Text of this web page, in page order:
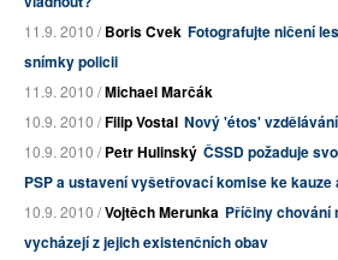
11.9. 2010 /Boris Cvek Fotografujte ničení
snímky policii
11.9. 2010 /Michael Marčák
10.9. 2010 /Filip Vostal Nový 'étos'
10.9. 2010 /Petr Hulinský ČSSD požaduje
PSP a ustavení vyšetřovací komise ke
10.9. 2010 /Vojtěch Merunka Příčiny chování
vycházejí z jejich existenčních obav